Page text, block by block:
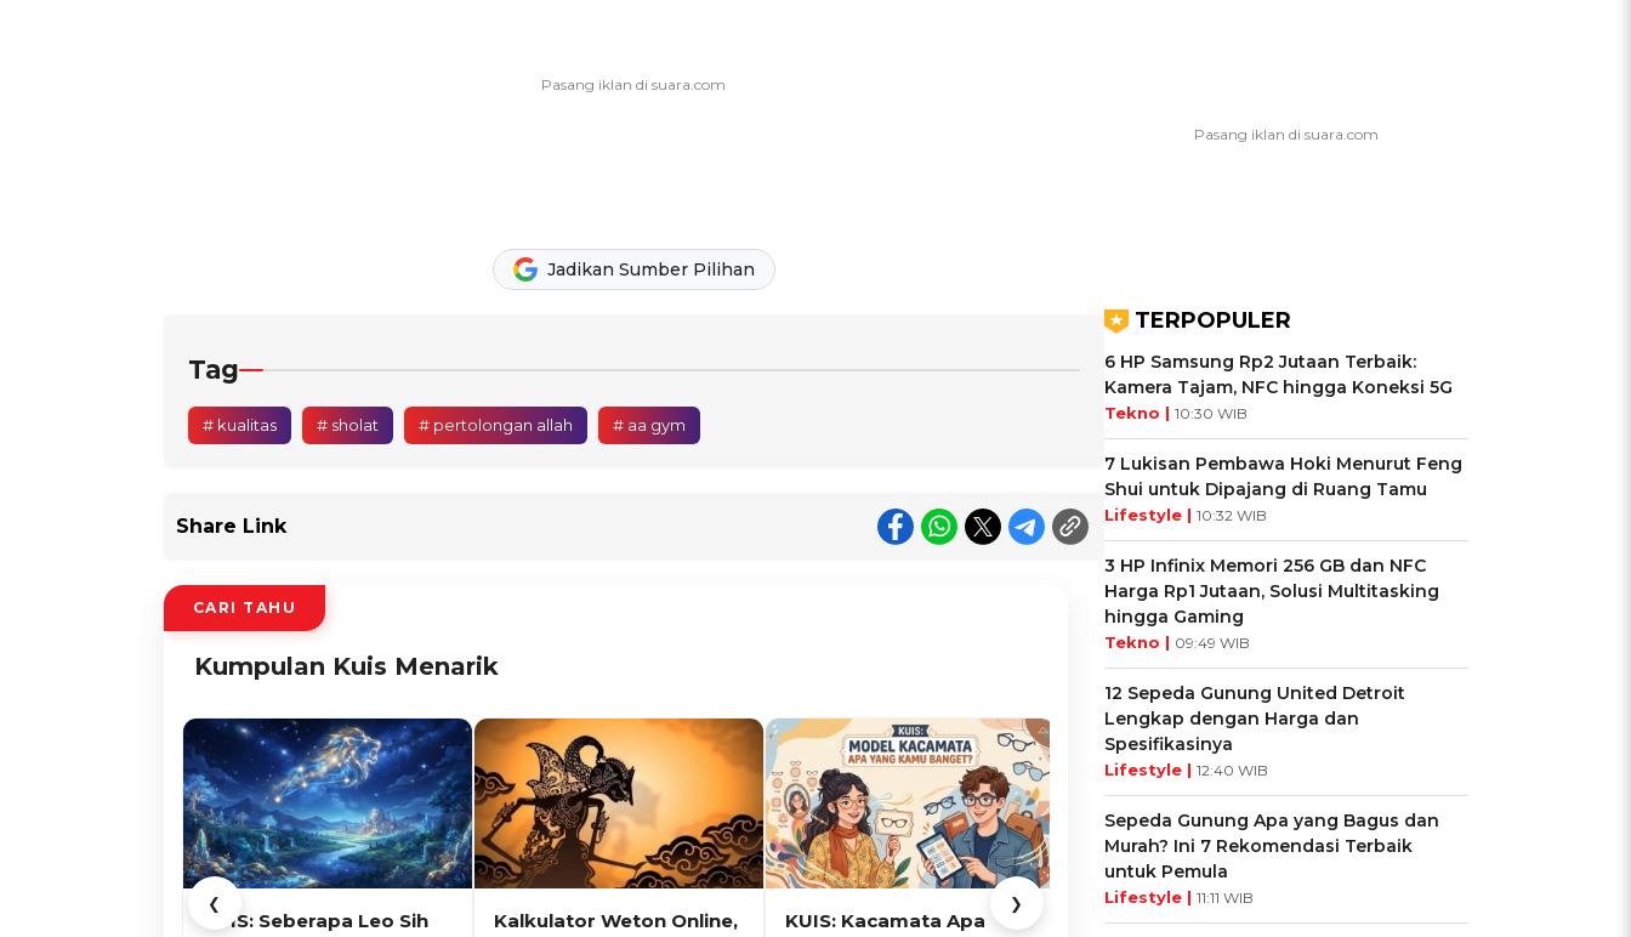
Jadikan Sumber Pilihan
Tag
# kualitas # sholat # pertolongan allah # aa gym
Share Link
CARI TAHU
Kumpulan Kuis Menarik
❮
KUIS: Seberapa Leo Sih
Kalkulator Weton Online,
KUIS: Kacamata Apa
KUIS: Sepatu Mana yang
KUIS: Seberapa Kenal
❯
TERPOPULER
6 HP Samsung Rp2 Jutaan Terbaik:
Kamera Tajam, NFC hingga Koneksi 5G
Tekno | 10:30 WIB
7 Lukisan Pembawa Hoki Menurut Feng
Shui untuk Dipajang di Ruang Tamu
Lifestyle | 10:32 WIB
3 HP Infinix Memori 256 GB dan NFC
Harga Rp1 Jutaan, Solusi Multitasking
hingga Gaming
Tekno | 09:49 WIB
12 Sepeda Gunung United Detroit
Lengkap dengan Harga dan
Spesifikasinya
Lifestyle | 12:40 WIB
Sepeda Gunung Apa yang Bagus dan
Murah? Ini 7 Rekomendasi Terbaik
untuk Pemula
Lifestyle | 11:11 WIB